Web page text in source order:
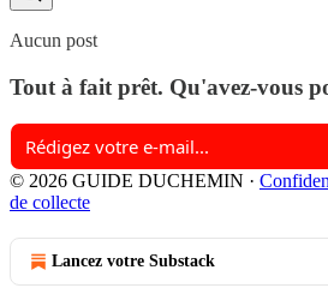
Aucun post
Tout à fait prêt. Qu'avez-vous
© 2026 GUIDE DUCHEMIN ·
de collecte
Lancez votre Substack